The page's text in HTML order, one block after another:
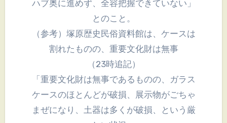
ハブ奥に進めず、全容把握できていない」
とのこと。
（参考）塚原歴史民俗資料館は、ケースは
割れたものの、重要文化財は無事
（23時追記）
「重要文化財は無事であるものの、ガラス
ケースのほとんどが破損、展示物がごちゃ
まぜになり、土器は多くが破損、という厳